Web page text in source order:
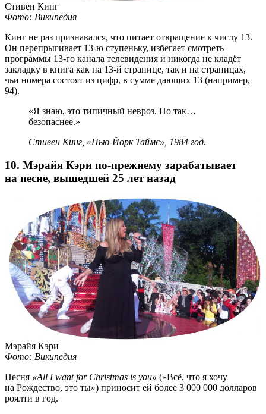
Стивен Кинг
Фото: Википедия
Кинг не раз признавался, что питает отвращение к числу 13.
Он перепрыгивает 13-ю ступеньку, избегает смотреть
программы 13-го канала телевидения и никогда не кладёт
закладку в книга как на 13-й странице, так и на страницах,
чьи номера состоят из цифр, в сумме дающих 13 (например,
94).
«Я знаю, это типичный невроз. Но так…
безопаснее.»
Стивен Кинг, «Нью-Йорк Таймс», 1984 год.
10. Мэрайя Кэри по-прежнему зарабатывает
на песне, вышедшей 25 лет назад
Мэрайя Кэри
Фото: Википедия
Песня «All I want for Christmas is you» («Всё, что я хочу
на Рождество, это ты») приносит ей более 3 000 000 долларов
роялти в год.